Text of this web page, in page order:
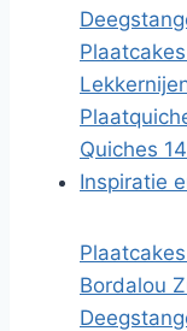
Quiches
Inspiratie
Bordalou